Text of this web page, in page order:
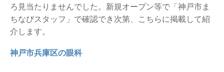
ろ見当たりませんでした。新規オープン等で「神戸市ま
ちなびスタッフ」で確認でき次第、こちらに掲載して紹
介します。
神戸市兵庫区の眼科